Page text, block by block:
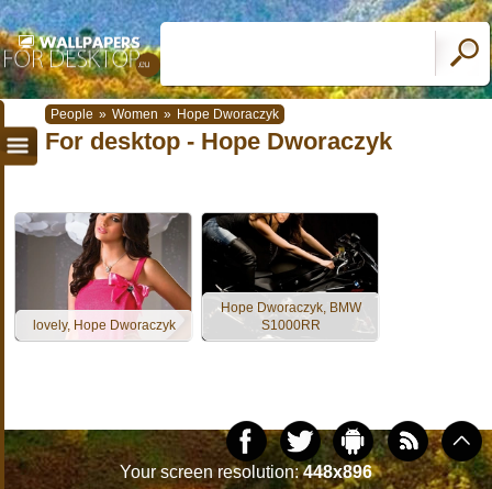
People » Women » Hope Dworaczyk
For desktop - Hope Dworaczyk
lovely, Hope Dworaczyk
Hope Dworaczyk, BMW
S1000RR
Your screen resolution:448x896